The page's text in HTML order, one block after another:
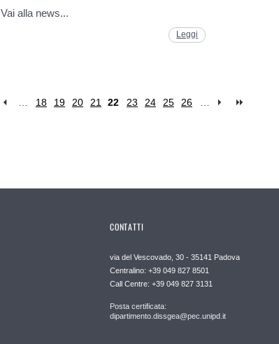
Vai alla news...
Leggi
… 18 19 20 21 22 23 24 25 26 …
CONTATTI
via del Vescovado, 30 - 35141 Padova
Centralino: +39 049 827 8501
Call Centre: +39 049 827 3131
Posta certificata:
dipartimento.dissgea@pec.unipd.it